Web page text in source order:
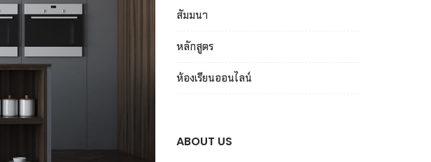
สัมมนา
หลักสูตร
ห้องเรียนออนไลน์
ABOUT US